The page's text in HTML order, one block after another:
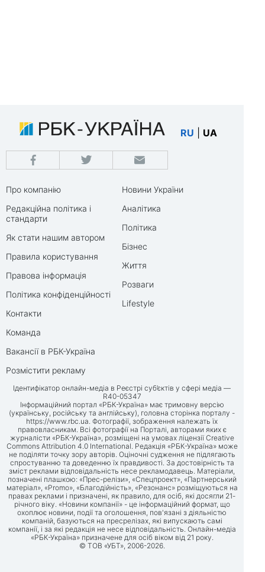
RU UA
Про компанію
Редакційна політика і
стандарти
Як стати нашим автором
Правила користування
Правова інформація
Політика конфіденційності
Контакти
Команда
Вакансії в РБК-Україна
Розмістити рекламу
Новини України
Аналітика
Політика
Бізнес
Життя
Розваги
Lifestyle
Ідентифікатор онлайн-медіа в Реєстрі суб’єктів у сфері медіа —
R40-05347
Інформаційний портал «РБК-Україна» має тримовну версію
(українську, російську та англійську), головна сторінка порталу -
https://www.rbc.ua. Фотографії, зображення належать їх
правовласникам. Всі фотографії на Порталі, авторами яких є
журналісти «РБК-Україна», розміщені на умовах ліцензії Creative
Commons Attribution 4.0 International. Редакція «РБК-Україна» може
не поділяти точку зору авторів. Оціночні судження не підлягають
спростуванню та доведенню їх правдивості. За достовірність та
зміст реклами відповідальність несе рекламодавець. Матеріали,
позначені плашкою: «Прес-релізи», «Спецпроект», «Партнерський
матеріал», «Promo», «Благодійність», «Резонанс» розміщуються на
правах реклами і призначені, як правило, для осіб, які досягли 21-
річного віку. «Новини компанії» - це інформаційний формат, що
охоплює новини, події та оголошення, пов'язані з діяльністю
компаній, базуються на пресрелізах, які випускають самі
компанії, і за які редакція не несе відповідальність. Онлайн-медіа
«РБК-Україна» призначене для осіб віком від 21 року.
© ТОВ «УБТ», 2006-2026.